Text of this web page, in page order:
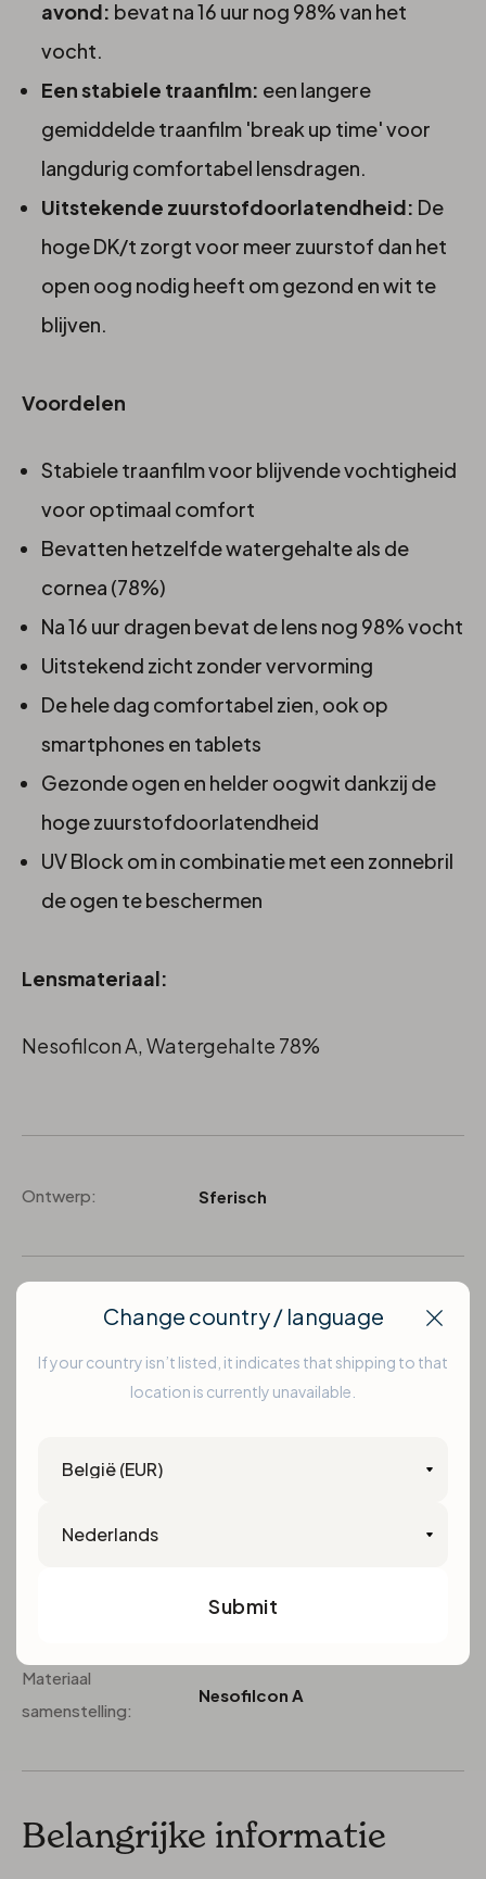
avond: bevat na 16 uur nog 98% van het
vocht.
Een stabiele traanfilm: een langere
gemiddelde traanfilm 'break up time' voor
langdurig comfortabel lensdragen.
Uitstekende zuurstofdoorlatendheid: De
hoge DK/t zorgt voor meer zuurstof dan het
open oog nodig heeft om gezond en wit te
blijven.
Voordelen
Stabiele traanfilm voor blijvende vochtigheid
voor optimaal comfort
Bevatten hetzelfde watergehalte als de
cornea (78%)
Na 16 uur dragen bevat de lens nog 98% vocht
Uitstekend zicht zonder vervorming
De hele dag comfortabel zien, ook op
smartphones en tablets
Gezonde ogen en helder oogwit dankzij de
hoge zuurstofdoorlatendheid
UV Block om in combinatie met een zonnebril
de ogen te beschermen
Lensmateriaal:
Nesofilcon A, Watergehalte 78%
Ontwerp: Sferisch
Bausch & Lomb Pharma SA
Materiaal
samenstelling:
Nesofilcon A
Belangrijke informatie
Change country / language
If your country isn’t listed, it indicates that shipping to that
location is currently unavailable.
Submit